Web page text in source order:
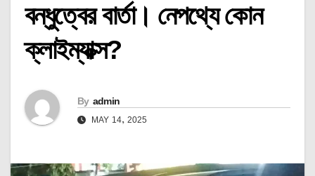
বন্ধুত্বের বার্তা। নেপথ্যে কোন
ক্লাইম্যাক্স?
By admin
MAY 14, 2025